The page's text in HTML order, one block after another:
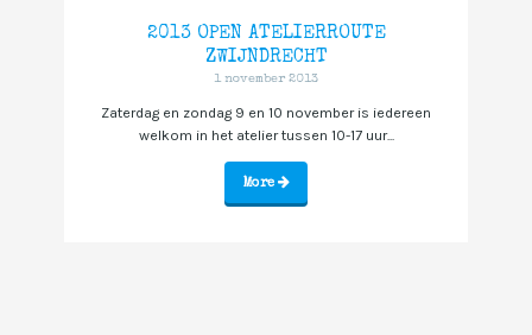
2013 OPEN ATELIERROUTE
ZWIJNDRECHT
1 november 2013
Zaterdag en zondag 9 en 10 november is iedereen
welkom in het atelier tussen 10-17 uur...
More